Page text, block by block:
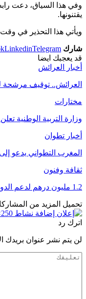
وفي هذا السياق، دعت
يقتنونها.
ويأتي هذا التحذير في
شارك LinkedinTelegram
قد يعجبك ايضا
أخبار العرائش
العرائش.. توقيف مرشحة
مختارات
وزارة التربية الوطنية
أخبار تطوان
المغرب التطواني يدعو
ثقافة وفنون
1.2 مليون درهم لدعم الدورة الـ31 لمهرجان تطوان لسينما البحر الأبيض المتوسط
تحميل المزيد من
اترك رد
لن يتم نشر عنوان بريدك